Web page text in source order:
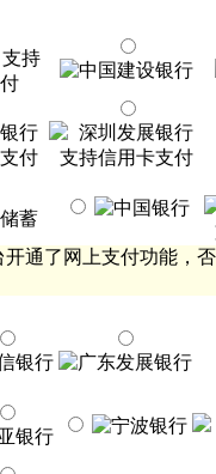
通了网上支付功能，